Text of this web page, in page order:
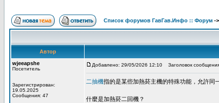
Список форумов ГавГав.Инфо :: Форум -
Автор
wjeeapshe
Посетитель
Зарегистрирован:
19.05.2025
Сообщения: 47
Добавлено: 29/05/2026 12:10 Заголовок
二抽機指的是某些加熱菸主機的特殊功能，允許同
什麼是加熱菸二回機？